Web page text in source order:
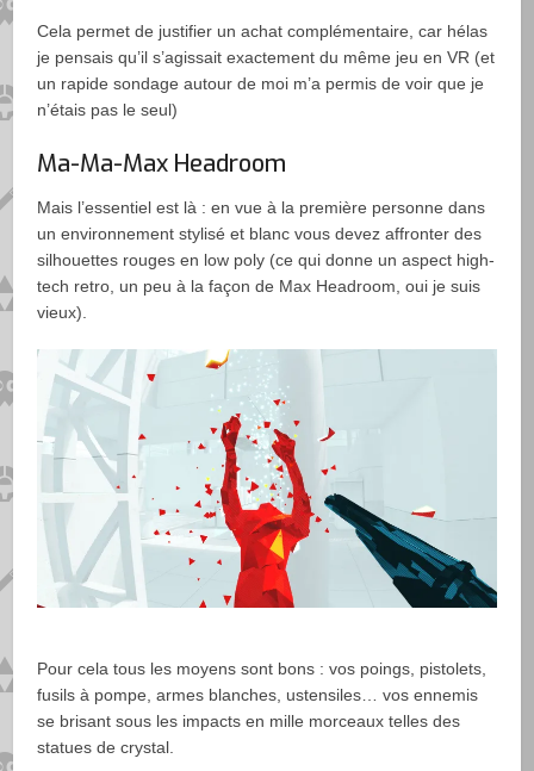
Cela permet de justifier un achat complémentaire, car hélas
je pensais qu’il s’agissait exactement du même jeu en VR (et
un rapide sondage autour de moi m’a permis de voir que je
n’étais pas le seul)
Ma-Ma-Max Headroom
Mais l’essentiel est là : en vue à la première personne dans
un environnement stylisé et blanc vous devez affronter des
silhouettes rouges en low poly (ce qui donne un aspect high-
tech retro, un peu à la façon de Max Headroom, oui je suis
vieux).
Pour cela tous les moyens sont bons : vos poings, pistolets,
fusils à pompe, armes blanches, ustensiles… vos ennemis
se brisant sous les impacts en mille morceaux telles des
statues de crystal.